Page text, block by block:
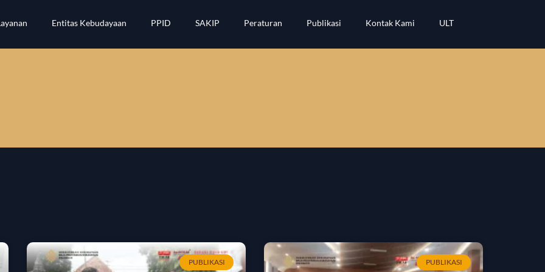
Entitas Kebudayaan PPID SAKIP Peraturan Publikasi Kontak Kami ULT
PUBLIKASI PUBLIKASI